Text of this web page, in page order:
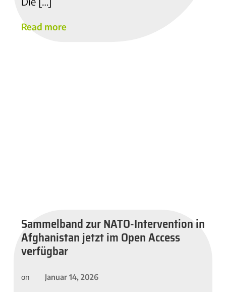
Read more
Sammelband zur NATO-Intervention in
Afghanistan jetzt im Open Access
verfügbar
on Januar 14, 2026